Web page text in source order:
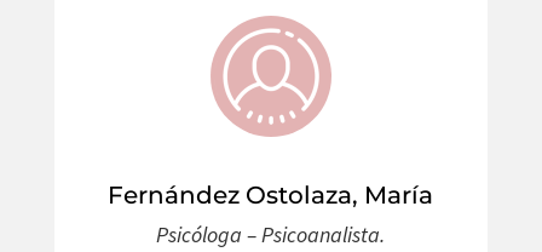
Fernández Ostolaza, María
Psicóloga – Psicoanalista.